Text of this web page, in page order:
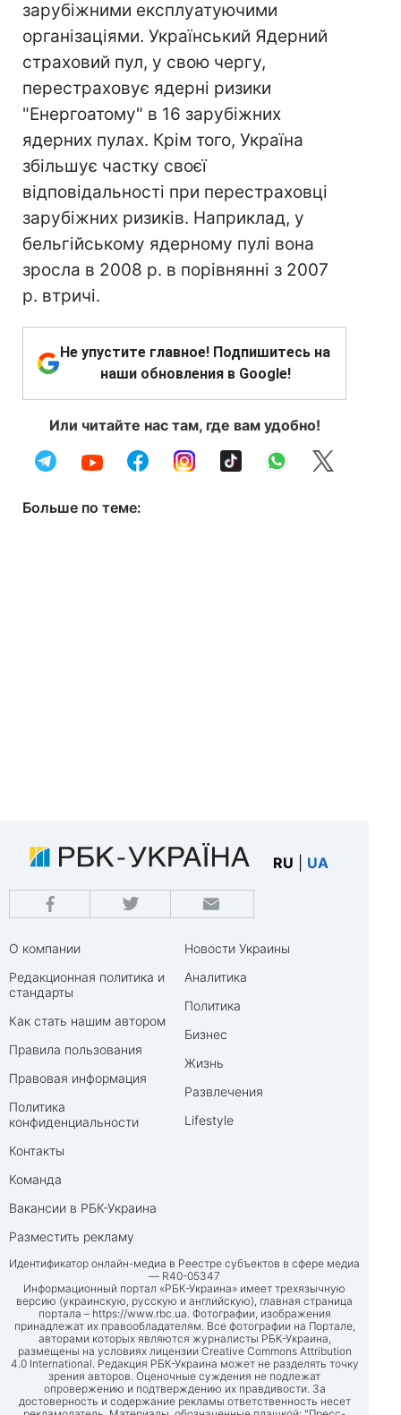
зарубіжними експлуатуючими
організаціями. Український Ядерний
страховий пул, у свою чергу,
перестраховує ядерні ризики
"Енергоатому" в 16 зарубіжних
ядерних пулах. Крім того, Україна
збільшує частку своєї
відповідальності при перестраховці
зарубіжних ризиків. Наприклад, у
бельгійському ядерному пулі вона
зросла в 2008 р. в порівнянні з 2007
р. втричі.
Не упустите главное! Подпишитесь на
наши обновления в Google!
Или читайте нас там, где вам удобно!
Больше по теме:
RU UA
О компании
Редакционная политика и
стандарты
Как стать нашим автором
Правила пользования
Правовая информация
Политика
конфиденциальности
Контакты
Команда
Вакансии в РБК-Украина
Разместить рекламу
Новости Украины
Аналитика
Политика
Бизнес
Жизнь
Развлечения
Lifestyle
Идентификатор онлайн-медиа в Реестре субъектов в сфере медиа
— R40-05347
Информационный портал «РБК-Украина» имеет трехязычную
версию (украинскую, русскую и английскую), главная страница
портала – https://www.rbc.ua. Фотографии, изображения
принадлежат их правообладателям. Все фотографии на Портале,
авторами которых являются журналисты РБК-Украина,
размещены на условиях лицензии Creative Commons Attribution
4.0 International. Редакция РБК-Украина может не разделять точку
зрения авторов. Оценочные суждения не подлежат
опровержению и подтверждению их правдивости. За
достоверность и содержание рекламы ответственность несет